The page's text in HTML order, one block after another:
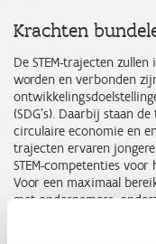
Krachten
De STEM-trajecten
worden en verbonden
(SDG’s). Daarbij staan
circulaire economie en
trajecten ervaren
STEM-competenties
Voor een maximaal
met ondernemers,
zogenaamde quadruple
te bundelen kunnen we